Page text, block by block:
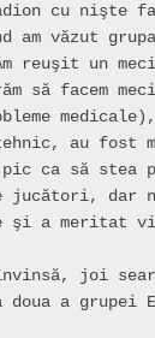
cu nişte
am văzut
reuşit un
să facem
au fost
ca să stea
dar
a meritat
joi
doua a grupei